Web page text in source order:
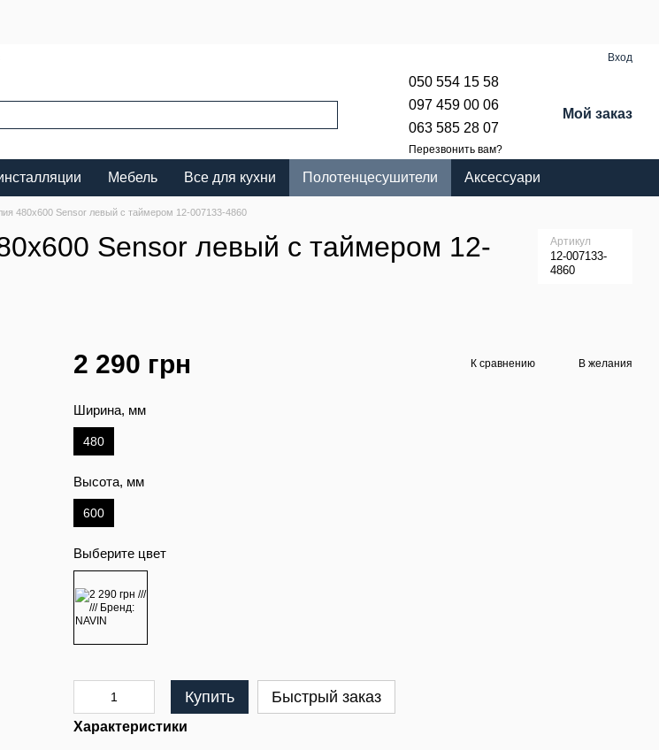
Вход
050 554 15 58
097 459 00 06
063 585 28 07
Перезвонить вам?
Мой заказ
Мебель Все для кухни Полотенцесушители Аксессуари
480х600 Sensor левый с таймером 12-007133-4860
Sensor левый с таймером 12-
Артикул
12-007133-
4860
2 290 грн К сравнению В желания
Ширина, мм
480
Высота, мм
600
Выберите цвет
Купить Быстрый заказ
Характеристики